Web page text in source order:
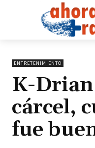
ENTRETENIMIENTO
K-
cárcel,
fue